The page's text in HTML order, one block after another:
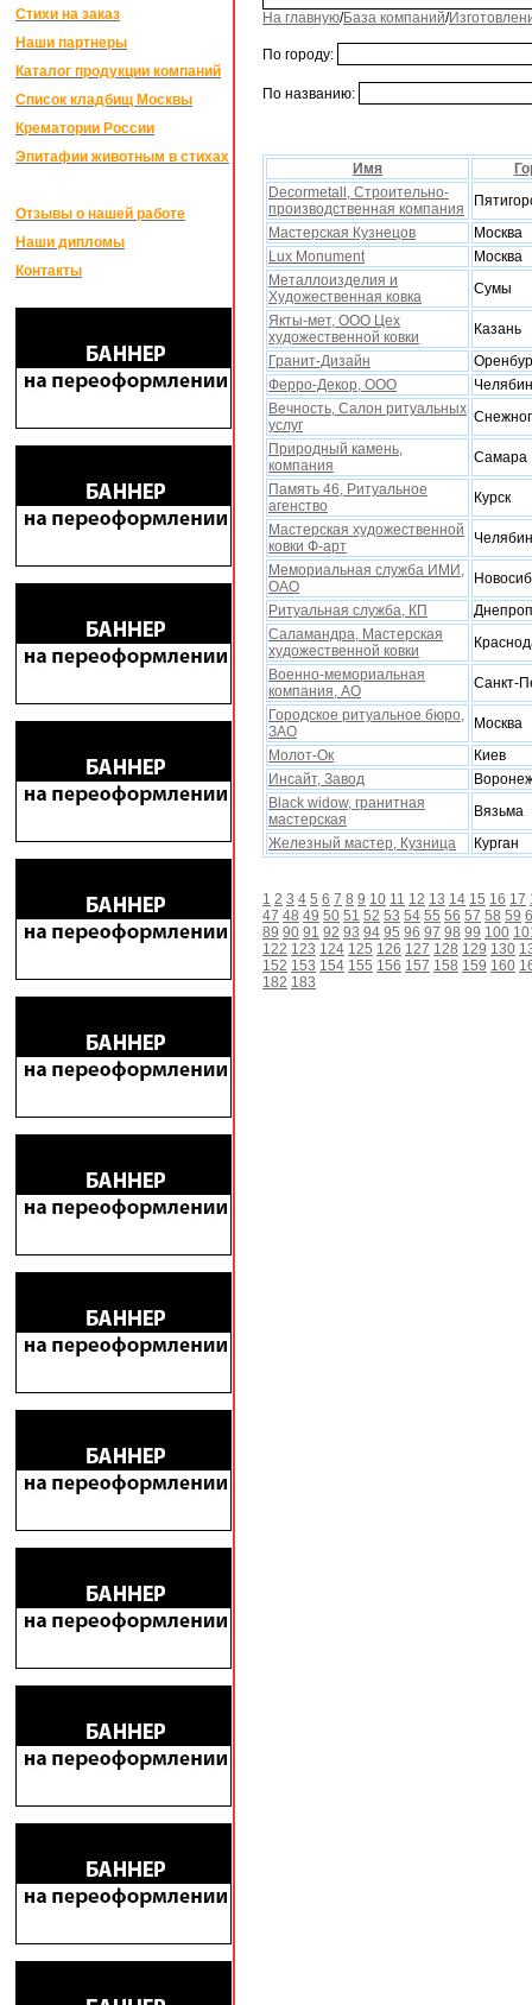
Стихи на заказ
Наши партнеры
Каталог продукции компаний
Список кладбищ Москвы
Крематории России
Эпитафии животным в стихах
Отзывы о нашей работе
Наши дипломы
Контакты
На главную/База компаний/
По городу:
По названию:
Имя
Decormetall, Строительно-
производственная компания
Мастерская Кузнецов
Москва
Lux Monument
Москва
Металлоизделия и
Xудожественная ковка
Сумы
Якты-мет, ООО Цеx
xудожественной ковки
Казань
Гранит-Дизайн
Ферро-Декор, ООО
Вечность, Салон ритуальныx
услуг
Природный камень,
компания
Самара
Память 46, Ритуальное
агенство
Курск
Мастерская художественной
ковки Ф-арт
Мемориальная служба ИМИ,
ОАО
Ритуальная служба, КП
Саламандра, Мастерская
xудожественной ковки
Военно-мемориальная
компания, АО
Санкт-
Городское ритуальное бюро,
ЗАО
Москва
Молот-Ок
Киев
Инсайт, Завод
Black widow, гранитная
мастерская
Вязьма
Железный мастер, Кузница
Курган
1 2 3 4 5 6 7 8 9 10 11 12 13 14 15 16 17
47 48 49 50 51 52 53 54 55 56 57 58 59
89 90 91 92 93 94 95 96 97 98 99 100
122 123 124 125 126 127 128 129 130
152 153 154 155 156 157 158 159 160
182 183